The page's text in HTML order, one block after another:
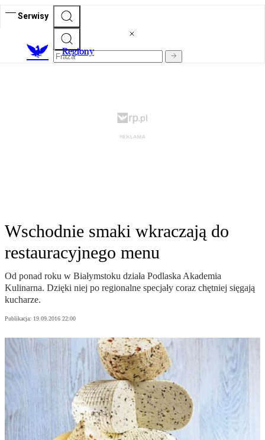
Serwisy
Regiony
Wschodnie smaki wkraczają do
restauracyjnego menu
Od ponad roku w Białymstoku działa Podlaska Akademia
Kulinarna. Dzięki niej po regionalne specjały coraz chętniej sięgają
kucharze.
Publikacja: 19.09.2016 22:00